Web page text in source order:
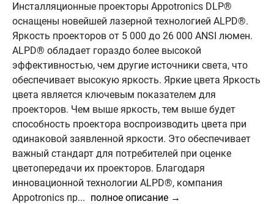
Инсталляционные проекторы Appotronics DLP®
оснащены новейшей лазерной технологией ALPD®.
Яркость проекторов от 5 000 до 26 000 ANSI люмен.
ALPD® обладает гораздо более высокой
эффективностью, чем другие источники света, что
обеспечивает высокую яркость. Яркие цвета Яркость
цвета является ключевым показателем для
проекторов. Чем выше яркость, тем выше будет
способность проектора воспроизводить цвета при
одинаковой заявленной яркости. Это обеспечивает
важный стандарт для потребителей при оценке
цветопередачи их проекторов. Благодаря
инновационной технологии ALPD®, компания
Appotronics пр... полное описание →